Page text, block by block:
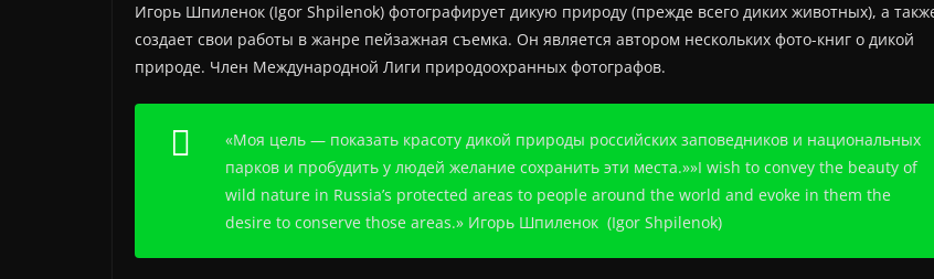
Игорь Шпиленок (Igor Shpilenok) фотографирует дикую природу (прежде всего диких животных), а
создает свои работы в жанре пейзажная съемка. Он является автором нескольких фото-книг о дикой
природе. Член Международной Лиги природоохранных фотографов.
«Моя цель — показать красоту дикой природы российских заповедников и национальных
парков и пробудить у людей желание сохранить эти места.»»I wish to convey the beauty of
wild nature in Russia’s protected areas to people around the world and evoke in them the
desire to conserve those areas.» Игорь Шпиленок (Igor Shpilenok)